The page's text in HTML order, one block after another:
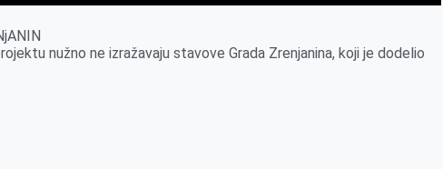
nužno ne izražavaju stavove Grada Zrenjanina, koji je dodelio